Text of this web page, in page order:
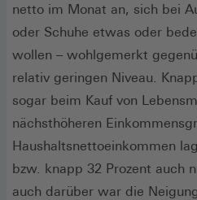
netto im Monat an, sich bei
oder Schuhe etwas oder
wollen – wohlgemerkt
relativ geringen Niveau.
sogar beim Kauf von
nächsthöheren
Haushaltsnettoeinkommen
bzw. knapp 32 Prozent auch
auch darüber war die